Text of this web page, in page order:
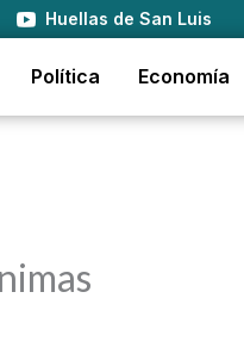
Huellas de San Luis
Política Economía